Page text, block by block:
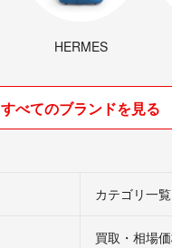
HERMES
すべてのブランドを見る
カテゴリ一覧
買取・相場